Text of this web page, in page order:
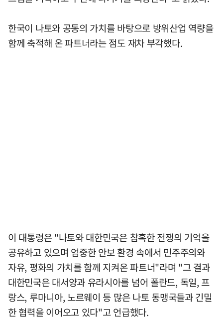
한국이 나토와 공동의 가치를 바탕으로 방위산업 역량을
함께 축적해 온 파트너라는 점도 재차 부각했다.
이 대통령은 "나토와 대한민국은 참혹한 전쟁의 기억을
공유하고 있으며 엄중한 안보 환경 속에서 민주주의와
자유, 평화의 가치를 함께 지켜온 파트너"라며 "그 결과
대한민국은 대서양과 유라시아를 넘어 폴란드, 독일, 프
랑스, 루마니아, 노르웨이 등 많은 나토 동맹국들과 긴밀
한 협력을 이어오고 있다"고 언급했다.